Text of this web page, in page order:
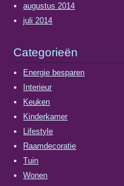
augustus 2014
juli 2014
Categorieën
Energie besparen
Interieur
Keuken
Kinderkamer
Lifestyle
Raamdecoratie
Tuin
Wonen